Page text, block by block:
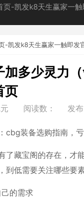
页-凯发k8天生赢家一
-凯发k8天生赢家一触即发
加多少灵力
页
阅读数： 发
cbg装备选购指南，
了藏宝阁的存在，才
到低需要关注哪些要
的需求